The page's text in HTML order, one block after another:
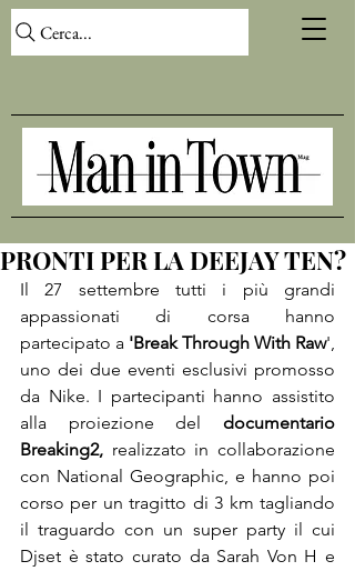
Cerca...
PRONTI PER LA DEEJAY TEN?
Il 27 settembre tutti i più grandi
appassionati di corsa hanno
partecipato a 'Break Through With Raw',
uno dei due eventi esclusivi promosso
da Nike. I partecipanti hanno assistito
alla proiezione del documentario
Breaking2, realizzato in collaborazione
con National Geographic, e hanno poi
corso per un tragitto di 3 km tagliando
il traguardo con un super party il cui
Djset è stato curato da Sarah Von H e